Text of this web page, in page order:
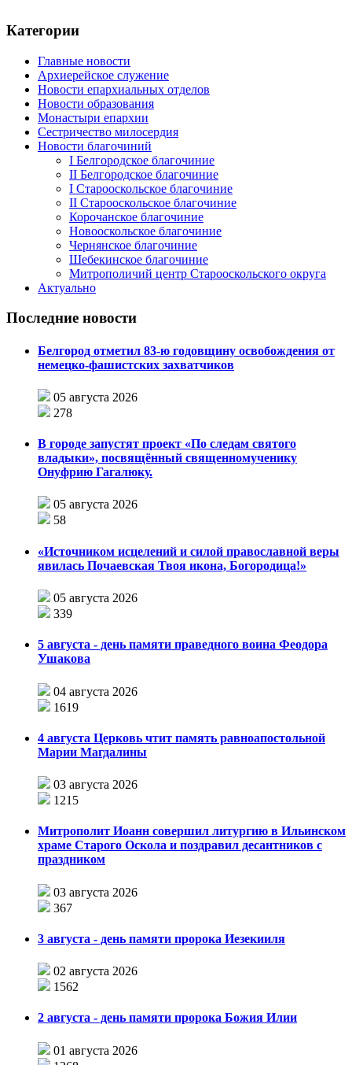
Категории
Главные новости
Архиерейское служение
Новости епархиальных отделов
Новости образования
Монастыри епархии
Сестричество милосердия
Новости благочиний
I Белгородское благочиние
II Белгородское благочиние
I Старооскольское благочиние
II Старооскольское благочиние
Корочанское благочиние
Новооскольское благочиние
Чернянское благочиние
Шебекинское благочиние
Митрополичий центр Старооскольского округа
Актуально
Последние новости
Белгород отметил 83-ю годовщину освобождения от
немецко-фашистских захватчиков
05 августа 2026
278
В городе запустят проект «По следам святого
владыки», посвящённый священномученику
Онуфрию Гагалюку.
05 августа 2026
58
«Источником исцелений и силой православной веры
явилась Почаевская Твоя икона, Богородица!»
05 августа 2026
339
5 августа - день памяти праведного воина Феодора
Ушакова
04 августа 2026
1619
4 августа Церковь чтит память равноапостольной
Марии Магдалины
03 августа 2026
1215
Митрополит Иоанн совершил литургию в Ильинском
храме Старого Оскола и поздравил десантников с
праздником
03 августа 2026
367
3 августа - день памяти пророка Иезекииля
02 августа 2026
1562
2 августа - день памяти пророка Божия Илии
01 августа 2026